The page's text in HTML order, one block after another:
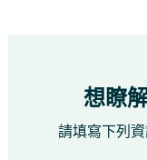
想瞭
請填寫下列